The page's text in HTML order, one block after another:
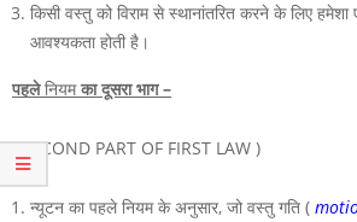
किसी वस्तु को विराम से स्थानांतरित करने के लिए हमेशा
आवश्यकता होती है।
पहलेनियमका दूसरा भाग –
( SECOND PART OF FIRST LAW )
न्यूटन का पहले नियम के अनुसार, जो वस्तु गति (